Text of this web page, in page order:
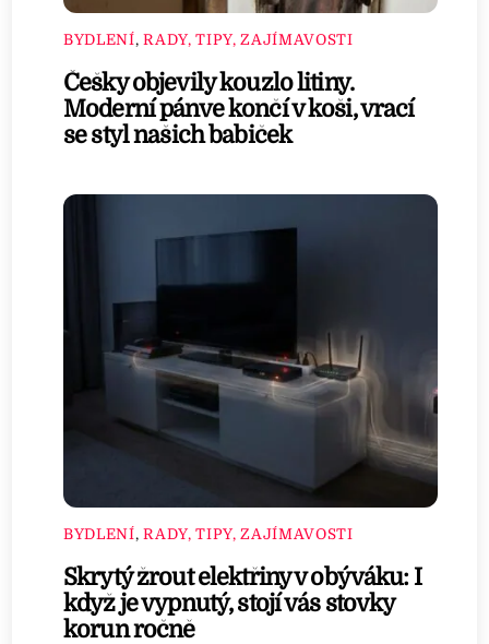
BYDLENÍ,RADY, TIPY, ZAJÍMAVOSTI
Češky objevily kouzlo litiny.
Moderní pánve končí v koši, vrací
se styl našich babiček
BYDLENÍ,RADY, TIPY, ZAJÍMAVOSTI
Skrytý žrout elektřiny v obýváku: I
když je vypnutý, stojí vás stovky
korun ročně